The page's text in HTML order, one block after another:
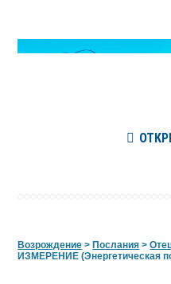
Возрождение >Послания >
ИЗМЕРЕНИЕ (Энергетическая